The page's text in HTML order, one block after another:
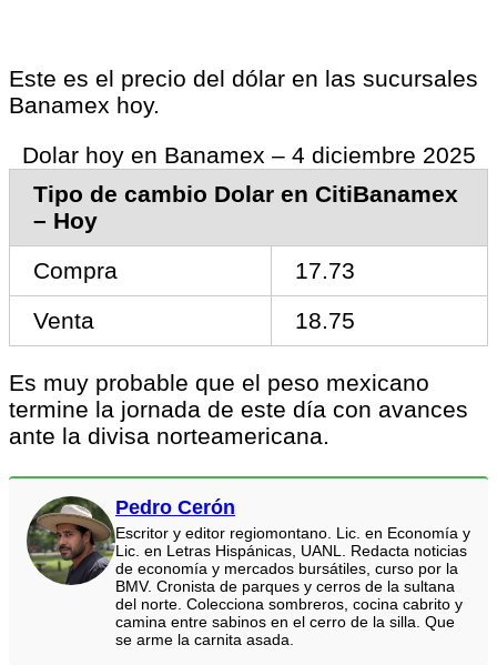
Este es el precio del dólar en las sucursales
Banamex hoy.
Dolar hoy en Banamex – 4 diciembre 2025
Tipo de cambio Dolar en CitiBanamex
– Hoy
Compra
17.73
Venta
18.75
Es muy probable que el peso mexicano
termine la jornada de este día con avances
ante la divisa norteamericana.
Pedro Cerón
Escritor y editor regiomontano. Lic. en Economía y
Lic. en Letras Hispánicas, UANL. Redacta noticias
de economía y mercados bursátiles, curso por la
BMV. Cronista de parques y cerros de la sultana
del norte. Colecciona sombreros, cocina cabrito y
camina entre sabinos en el cerro de la silla. Que
se arme la carnita asada.